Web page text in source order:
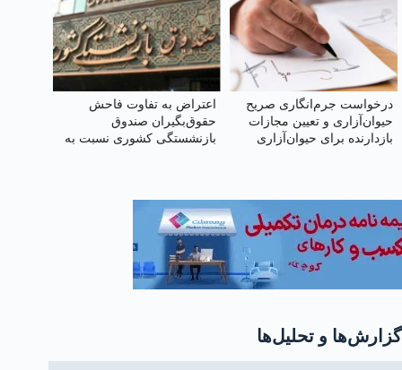
درخواست جرم‌انگاری صریح
حیوان‌آزاری و تعیین مجازات
بازدارنده برای حیوان‌آزاری
اعتراض به تفاوت فاحش
حقوق‌بگیران صندوق
بازنشستگی کشوری نسبت به
گزارش‌ها و تحلیل‌ها